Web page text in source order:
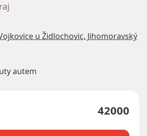
u Židlochovic, Jihomoravský
autem
42000